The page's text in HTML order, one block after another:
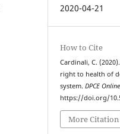
2020-04-21
How to Cite
Cardinali, C.
right to health of
system.DPCE Online
https://doi.org/
More